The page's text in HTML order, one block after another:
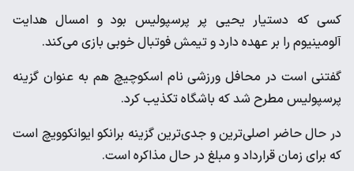
کسی که دستیار یحیی پر پرسپولیس بود و امسال هدایت
آلومینیوم را بر عهده دارد و تیمش فوتبال خوبی بازی می‌کند.
گفتنی است در محافل ورزشی نام اسکوچیچ هم به عنوان گزینه
پرسپولیس‌ مطرح شد که باشگاه تکذیب کرد.
در حال حاضر اصلی‌ترین و جدی‌ترین گزینه برانکو ایوانکوویچ است
که برای زمان قرارداد و مبلغ در حال مذاکره است.